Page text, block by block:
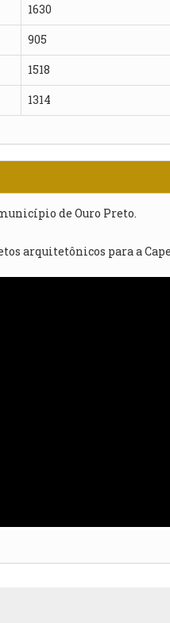
1630
905
1518
1314
de Ouro Preto.
arquitetônicos para a